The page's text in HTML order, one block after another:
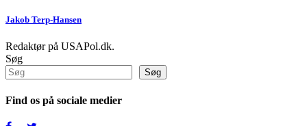
Jakob Terp-Hansen
Redaktør på USAPol.dk.
Søg
Søg
Find os på sociale medier